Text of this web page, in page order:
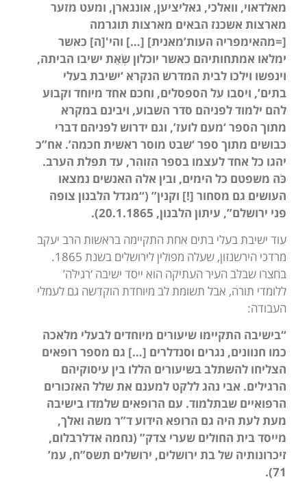
מאלדאוי, וואלכי, גאליציען, אונגארן, ומעט מזער
מארצות אשכנז הבאים מארצות תוגרמה
[=מהאימפריה העות’מאנית] […] והי'[ה] כאשר
ימלאו אמתחותיהם כאשר יוכלון שְׂאֵת ישיבו הביתה,
וינפשו וילכו לבית המדרש הנקרא ‘ישיבת בעלי
בתים’, ויסבו על הספסלים, וחכם אחד מיוחד וקבוע
להם ילמוד לפניהם סדר השבוע, ויבינם במקרא
מתוך הספר ‘מעם לועז’, וגם ידרוש לפניהם דברי
כבושים מתוך ספר ‘שבט מוסר ראשית חכמה’. אח”כ
יהגו כל אחד לעצמו בספר הזוהר, עד תפלת הערב.
כֹּּה משפטם כל הימים, ובין אלה האנשים נמצאו
העושים גם מסחור [!] וקנין” (“מגדל הלבנון צופה
פני ירושלם”, עיתון הלבנון, 20.1.1865).
עוד ישיבת בעלי בתים אחת התקיימה בראשות הרב יעקב
מרדכי הירשנזון, שעלה מפולין לירושלים בשנת 1865.
בחצרו שבלב העיר העתיקה הוא ייסד ישיבה ‘רגילה’
ללומדי תורה, אבל תשומת לב מיוחדת הוקדשה גם לעמלי
העבודה:
“בישיבה התקיימו שיעורים מיוחדים לבעלי מלאכה
כמו חנוונים, נגרים וסנדלרים […] גם מספר רופאים
הצליחו להשתלב בשיעורים הללו בין עיסוקיהם
הרגילים. אבי נהג ללקט למענם את שלל האזכורים
הרפואיים שבתלמוד. עם הרופאים שלמדו בישיבה
מעת לעת היה גם הרופא הידוע ד”ר משה ואלך,
מייסד בית החולים שערי צדק” (נחמה אדלרבלום,
זיכרונותיה של בת ירושלים, ירושלים תשס”ח, עמ’
71).